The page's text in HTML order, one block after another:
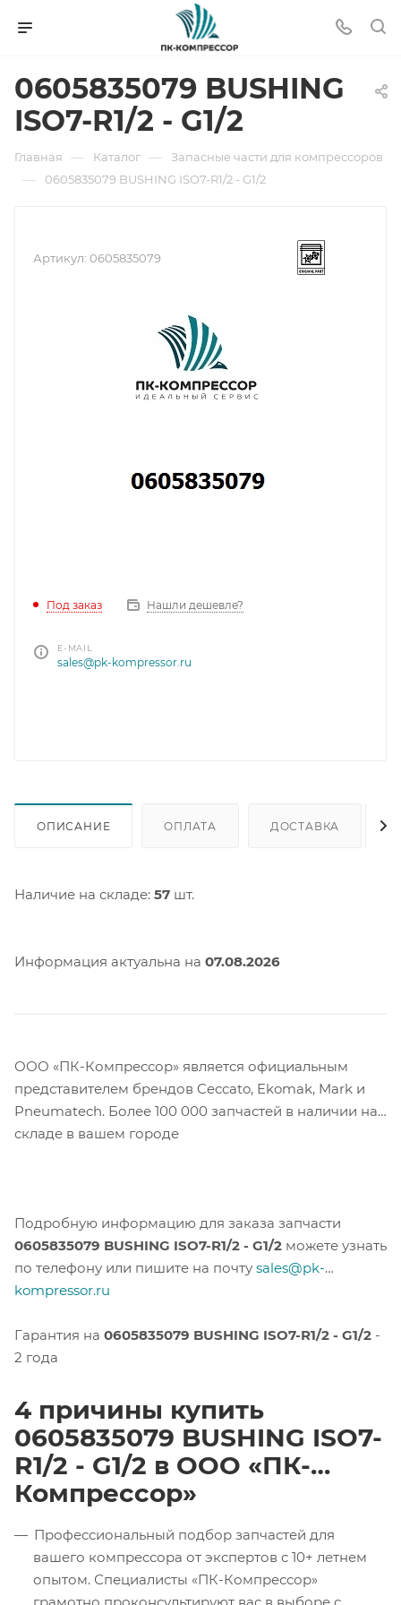
0605835079 BUSHING
ISO7-R1/2 - G1/2
Главная — Каталог — Запасные части для компрессоров
— 0605835079 BUSHING ISO7-R1/2 - G1/2
Артикул: 0605835079
Под заказ Нашли дешевле?
E-MAIL
sales@pk-kompressor.ru
ОПИСАНИЕ ОПЛАТА ДОСТАВКА
Наличие на складе: 57 шт.
Информация актуальна на 07.08.2026
ООО «ПК-Компрессор» является официальным
представителем брендов Ceccato, Ekomak, Mark и
Pneumatech. Более 100 000 запчастей в наличии на
складе в вашем городе
Подробную информацию для заказа запчасти
0605835079 BUSHING ISO7-R1/2 - G1/2 можете узнать
по телефону или пишите на почту sales@pk-
kompressor.ru
Гарантия на 0605835079 BUSHING ISO7-R1/2 - G1/2 -
2 года
4 причины купить
0605835079 BUSHING ISO7-
R1/2 - G1/2 в ООО «ПК-
Компрессор»
Профессиональный подбор запчастей для
вашего компрессора от экспертов с 10+ летнем
опытом. Специалисты «ПК-Компрессор»